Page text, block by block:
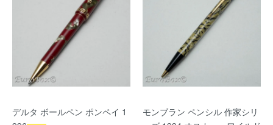
デルタ ボールペン ポンペイ 1
モンブラン ペンシル 作家シリ